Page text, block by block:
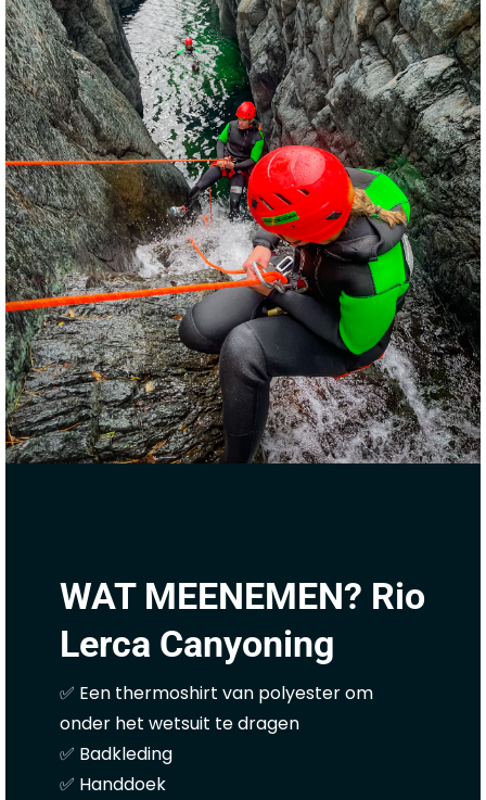
WAT MEENEMEN? Rio
Lerca Canyoning
✅ Een thermoshirt van polyester om
onder het wetsuit te dragen
✅ Badkleding
✅ Handdoek